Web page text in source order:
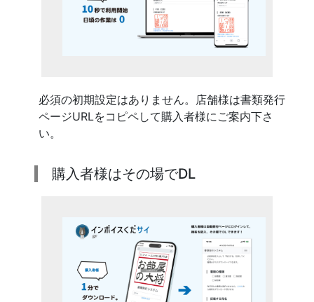
必須の初期設定はありません。店舗様は書類発行
ページURLをコピペして購入者様にご案内下さ
い。
購入者様はその場でDL